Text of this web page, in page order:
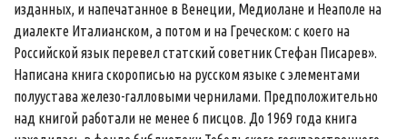
изданных, и напечатанное в Венеции, Медиолане и Неаполе на
диалекте Италианском, а потом и на Греческом: с коего на
Российской язык перевел статский советник Стефан Писарев».
Написана книга скорописью на русском языке с элементами
полуустава железо-галловыми чернилами. Предположительно
над книгой работали не менее 6 писцов. До 1969 года книга